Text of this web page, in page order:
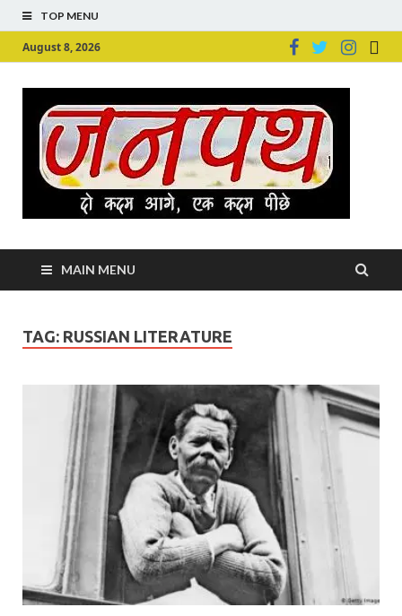
TOP MENU
August 8, 2026
MAIN MENU
TAG: RUSSIAN LITERATURE